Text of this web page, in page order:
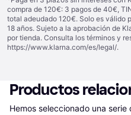
compra de 120€: 3 pagos de 40€,
total adeudado 120€. Solo es válido
18 años. Sujeto a la aprobación de
por tienda. Consulta los términos y
https://www.klarna.com/es/legal/.
Productos
Hemos seleccionado una